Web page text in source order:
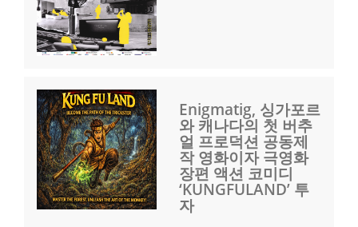
Enigmatig, 싱가포르
와 캐나다의 첫 버추
얼 프로덕션 공동제
작 영화이자 극영화
장편 액션 코미디
‘KUNGFULAND’ 투
자